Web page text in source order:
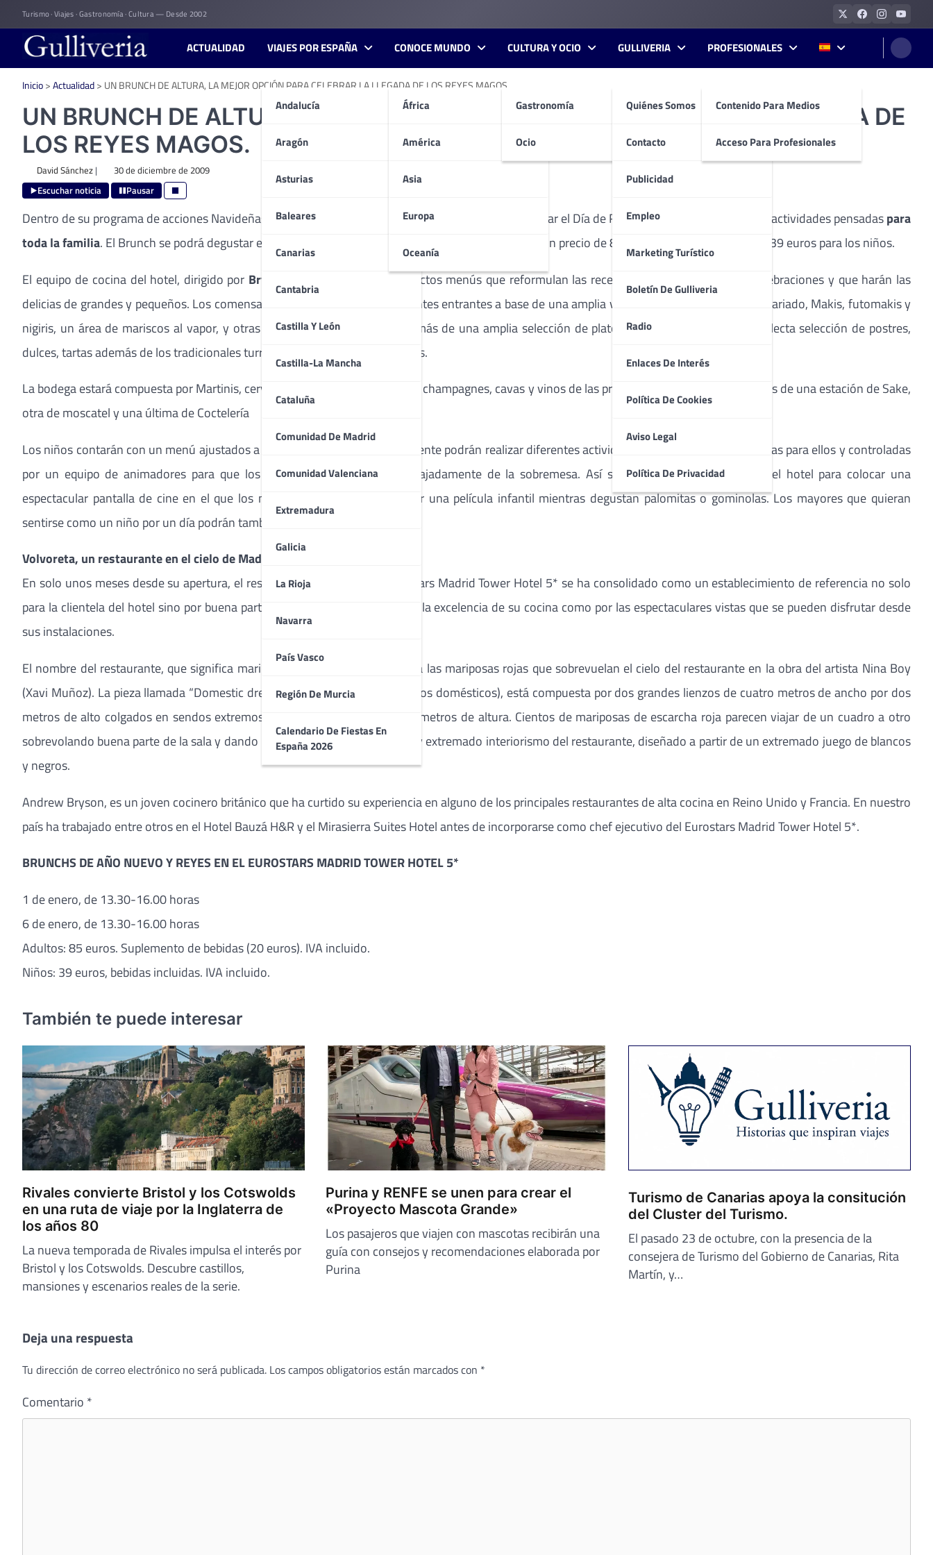
to
content
Turismo · Viajes · Gastronomía · Cultura — Desde 2002
ACTUALIDAD VIAJES POR ESPAÑA
Andalucía
Aragón
Asturias
Baleares
Canarias
Cantabria
Castilla Y León
Castilla-La Mancha
Cataluña
Comunidad De Madrid
Comunidad Valenciana
Extremadura
Galicia
La Rioja
Navarra
País Vasco
Región De Murcia
Calendario De Fiestas En
España 2026
CONOCE MUNDO
África
América
Asia
Europa
Oceanía
CULTURA Y OCIO
Gastronomía
Ocio
GULLIVERIA
Quiénes Somos
Contacto
Publicidad
Empleo
Marketing Turístico
Boletín De Gulliveria
Radio
Enlaces De Interés
Política De Cookies
Aviso Legal
Política De Privacidad
PROFESIONALES
Contenido Para Medios
Acceso Para Profesionales
Inicio>Actualidad> UN BRUNCH DE ALTURA, LA MEJOR OPCIÓN PARA CELEBRAR LA LLEGADA DE LOS REYES MAGOS.
UN BRUNCH DE ALTURA, LA MEJOR OPCIÓN PARA CELEBRAR LA LLEGADA DE
LOS REYES MAGOS.
David Sánchez| 30 de diciembre de 2009
Escuchar noticia Pausar
Dentro de su programa de acciones Navideñas, elEurostars Madrid Tower Hotel 5*, propone celebrar el Día de Reyes con un selecto brunch y actividades pensadaspara
toda la familia. El Brunch se podrá degustar el próximo 6 de Enero entre las 13:30 y las 16 horas, a un precio de 85 euros para los adultos y de 39 euros para los niños.
El equipo de cocina del hotel, dirigido por Bryson
, ha preparado unos selectos menús que reformulan las recetas tradicionales de estas celebraciones y que harán las
delicias de grandes y pequeños. Los comensales podrán disfrutar de diferentes entrantes a base de una amplia variedad de ensaladas, Sushi variado, Makis, futomakis y
nigiris, un área de mariscos al vapor, y otras de embutidos y quesos, además de una amplia selección de platos calientes y asados. Una selecta selección de postres,
dulces, tartas además de los tradicionales turrones, polvorones y mazapanes.
La bodega estará compuesta por Martinis, cervezas y refrescos de todo tipo, champagnes, cavas y vinos de las principales DO Españolas además de una estación de Sake,
otra de moscatel y una última de Coctelería
Los niños contarán con un menú ajustados a sus preferencias y posteriormente podrán realizar diferentes actividades especialmente concebidas para ellos y controladas
por un equipo de animadores para que los adultos puedan disfrutar relajadamente de la sobremesa. Así se ha habilitado un espacio del hotel para colocar una
espectacular pantalla de cine en el que los más pequeños podrán visionar una película infantil mientras degustan palomitas o gominolas. Los mayores que quieran
sentirse como un niño por un día podrán también disfrutar de la película.
Volvoreta, un restaurante en el cielo de Madrid
En solo unos meses desde su apertura, el restaurante Volvoreta del Eurostars Madrid Tower Hotel 5* se ha consolidado como un establecimiento de referencia no solo
para la clientela del hotel sino por buena parte de los madrileños tanto por la excelencia de su cocina como por las espectaculares vistas que se pueden disfrutar desde
sus instalaciones.
El nombre del restaurante, que significa mariposa en gallego, es un guiño a las mariposas rojas que sobrevuelan el cielo del restaurante en la obra del artista Nina Boy
(Xavi Muñoz). La pieza llamada “Domestic dream hunter” (Cazador de sueños domésticos), está compuesta por dos grandes lienzos de cuatro metros de ancho por dos
metros de alto colgados en sendos extremos del restaurante, a más de 8 metros de altura. Cientos de mariposas de escarcha roja parecen viajar de un cuadro a otro
sobrevolando buena parte de la sala y dando un toque de color al elegante y extremado interiorismo del restaurante, diseñado a partir de un extremado juego de blancos
y negros.
Andrew Bryson, es un joven cocinero británico que ha curtido su experiencia en alguno de los principales restaurantes de alta cocina en Reino Unido y Francia. En nuestro
país ha trabajado entre otros en el Hotel Bauzá H&R y el Mirasierra Suites Hotel antes de incorporarse como chef ejecutivo del Eurostars Madrid Tower Hotel 5*.
BRUNCHS DE AÑO NUEVO Y REYES EN EL EUROSTARS MADRID TOWER HOTEL 5*
1 de enero, de 13.30-16.00 horas
6 de enero, de 13.30-16.00 horas
Adultos: 85 euros. Suplemento de bebidas (20 euros). IVA incluido.
Niños: 39 euros, bebidas incluidas. IVA incluido.
También te puede interesar
Rivales convierte Bristol y los Cotswolds
en una ruta de viaje por la Inglaterra de
los años 80
La nueva temporada de Rivales impulsa el interés por
Bristol y los Cotswolds. Descubre castillos,
mansiones y escenarios reales de la serie.
Purina y RENFE se unen para crear el
«Proyecto Mascota Grande»
Los pasajeros que viajen con mascotas recibirán una
guía con consejos y recomendaciones elaborada por
Purina
Turismo de Canarias apoya la consitución
del Cluster del Turismo.
El pasado 23 de octubre, con la presencia de la
consejera de Turismo del Gobierno de Canarias, Rita
Martín, y…
Deja una respuesta
Tu dirección de correo electrónico no será publicada. Los campos obligatorios están marcados con *
Comentario *